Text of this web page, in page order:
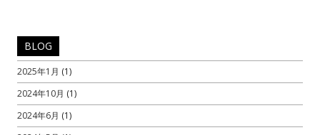
BLOG
2025年1月 (1)
2024年10月 (1)
2024年6月 (1)